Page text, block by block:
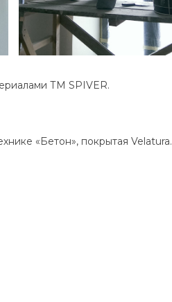
ТМ SPIVER.
«Бетон», покрытая Velatura.